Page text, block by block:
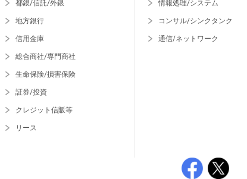
都銀/信託/外銀
地方銀行
信用金庫
総合商社/専門商社
生命保険/損害保険
証券/投資
クレジット信販等
リース
情報処理/システム
コンサル/シンクタンク
通信/ネットワーク